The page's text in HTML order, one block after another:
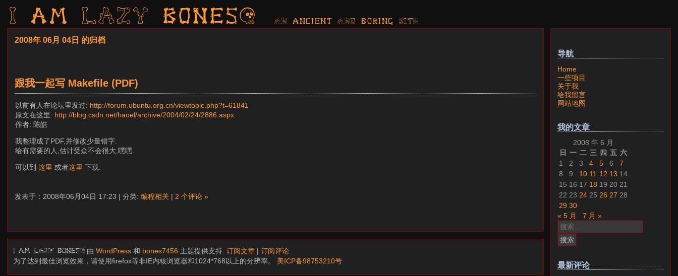
I am LAZY bones? AN ancient AND boring SITE
2008年 06月 04日 的归档
跟我一起写 Makefile (PDF)
以前有人在论坛里发过: http://forum.ubuntu.org.cn/viewtopic.php?t=61841
原文在这里: http://blog.csdn.net/haoel/archive/2004/02/24/2886.aspx
作者: 陈皓
我整理成了PDF,并修改少量错字.
给有需要的人,估计受众不会很大,嘿嘿.
可以到这里 或者这里 下载.
发表于：2008年06月04日 17:23 | 分类: 编程相关 | 2 个评论 »
I am LAZY bones? 由WordPress 和 bones7456 主题提供支持.订阅文章 |订阅评论
为了达到最佳浏览效果，请使用firefox等非IE内核浏览器和1024*768以上的分辨率。 美ICP备98753210号
导航
Home
一些项目
关于我
给我留言
网站地图
我的文章
2008 年 6 月
日 一 二 三 四 五 六
1
2 3 4 5 6
7
8
9 10 11 12 13 14
15 16 17 18 19 20 21
22 23 24 25 26 27 28
29 30
« 5 月
7 月 »
搜
索：
最新评论